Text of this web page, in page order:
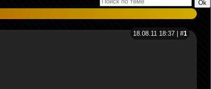
18.08.11 18:37 | #1